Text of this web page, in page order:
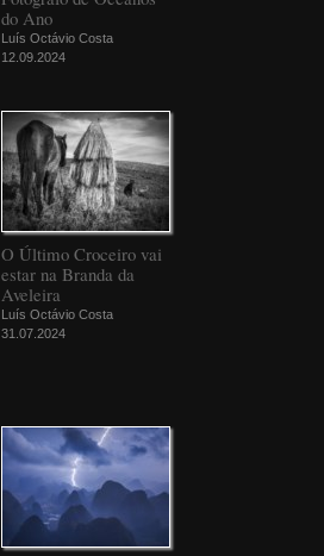
do Ano
Luís Octávio Costa
12.09.2024
O Último Croceiro vai
estar na Branda da
Aveleira
Luís Octávio Costa
31.07.2024